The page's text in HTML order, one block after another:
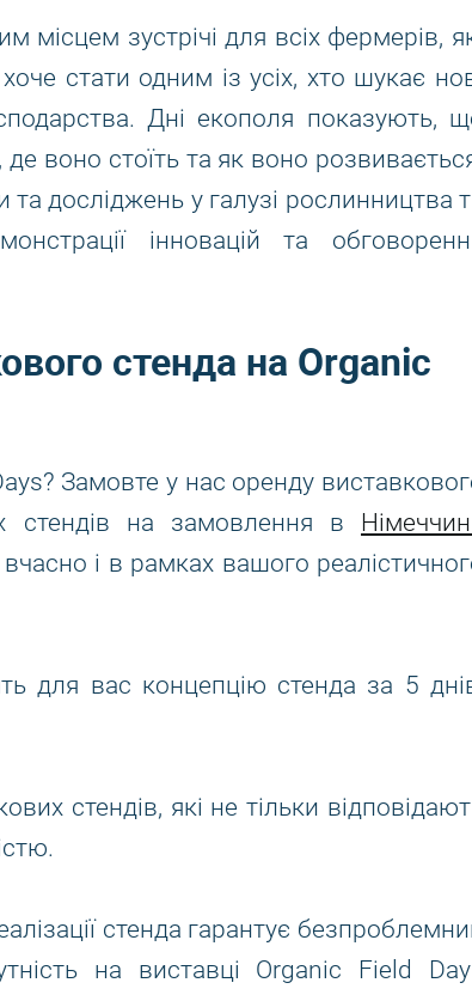
місцем зустрічі для всіх фермерів,
стати одним із усіх, хто шукає
Дні екополя показують,
воно стоїть та як воно
досліджень у галузі рослинництва
інновацій та
стенда на Organic
Замовте у нас оренду
стендів на замовлення в
і в рамках вашого
для вас концепцію стенда за 5
стендів, які не тільки
стенда гарантує
на виставці Organic Field